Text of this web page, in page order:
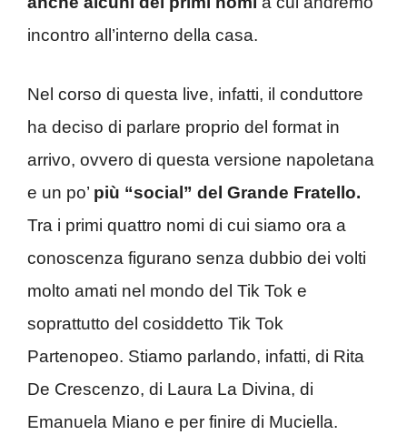
incontro all’interno della casa.
Nel corso di questa live, infatti, il conduttore
ha deciso di parlare proprio del format in
arrivo, ovvero di questa versione napoletana
e un po’ più “social” del Grande Fratello.
Tra i primi quattro nomi di cui siamo ora a
conoscenza figurano senza dubbio dei volti
molto amati nel mondo del Tik Tok e
soprattutto del cosiddetto Tik Tok
Partenopeo. Stiamo parlando, infatti, di Rita
De Crescenzo, di Laura La Divina, di
Emanuela Miano e per finire di Muciella.